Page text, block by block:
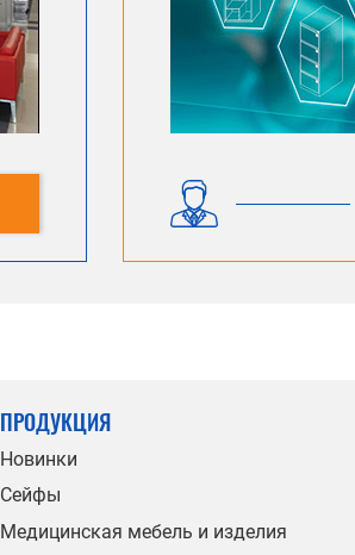
ПРОДУКЦИЯ
Новинки
Сейфы
Медицинская мебель и изделия